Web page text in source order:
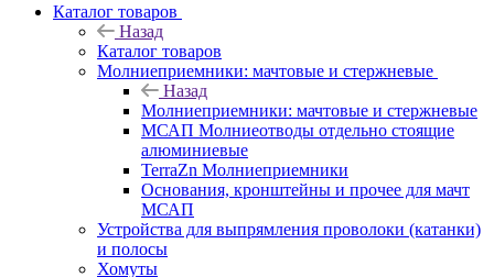
Каталог товаров
Назад
Каталог товаров
Молниеприемники: мачтовые и стержневые
Назад
Молниеприемники: мачтовые и стержневые
МСАП Молниеотводы отдельно стоящие
алюминиевые
TerraZn Молниеприемники
Основания, кронштейны и прочее для мачт
МСАП
Устройства для выпрямления проволоки (катанки)
и полосы
Хомуты